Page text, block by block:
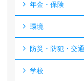
年金・保険
環境
防災・防犯・交通
学校